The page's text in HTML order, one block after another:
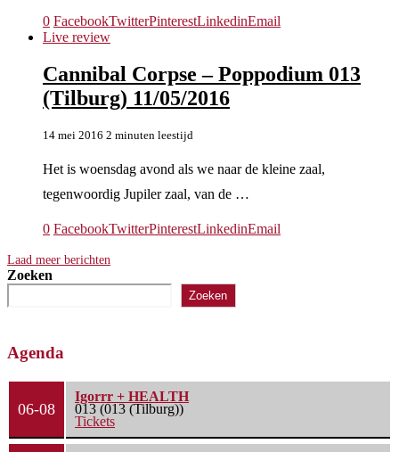
0 FacebookTwitterPinterestLinkedinEmail
Live review
Cannibal Corpse – Poppodium 013
(Tilburg) 11/05/2016
14 mei 2016 2 minuten leestijd
Het is woensdag avond als we naar de kleine zaal,
tegenwoordig Jupiler zaal, van de …
0 FacebookTwitterPinterestLinkedinEmail
Laad meer berichten
Zoeken
Zoeken
Agenda
06-08
Igorrr + HEALTH
013 (013 (Tilburg))
Tickets